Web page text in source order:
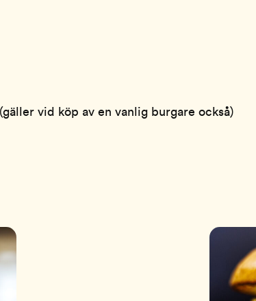
vid köp av en vanlig burgare också)